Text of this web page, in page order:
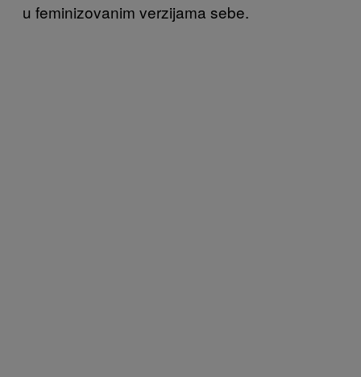
u feminizovanim verzijama sebe.